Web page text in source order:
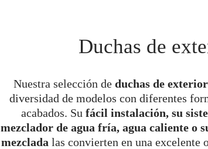
Duchas de
Nuestra selección de duchas de exterior
diversidad de modelos con diferentes
acabados. Su fácil instalación, su
mezclador de agua fría, agua caliente o
mezclada las convierten en una excelente